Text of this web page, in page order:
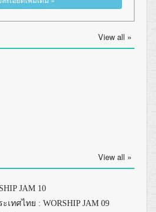
View all »
View all »
JAM 10
เทศไทย : WORSHIP JAM 09